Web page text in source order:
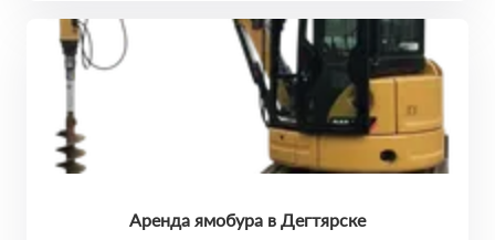
Аренда ямобура в Дегтярске